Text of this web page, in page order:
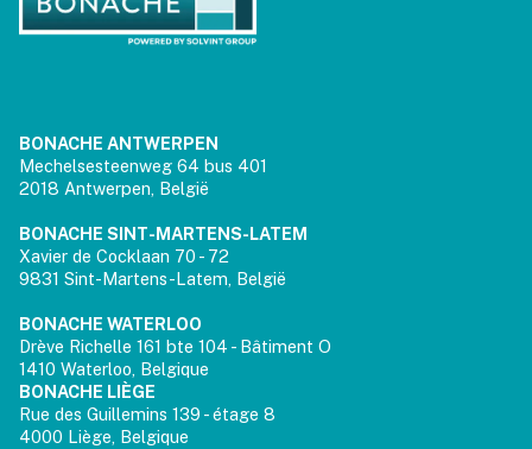
BONACHE ANTWERPEN
Mechelsesteenweg 64 bus 401
2018 Antwerpen, België
BONACHE SINT-MARTENS-LATEM
Xavier de Cocklaan 70 - 72
9831 Sint-Martens-Latem, België
BONACHE WATERLOO
Drève Richelle 161 bte 104 - Bâtiment O
1410 Waterloo, Belgique
BONACHE LIÈGE
Rue des Guillemins 139 - étage 8
4000 Liège, Belgique